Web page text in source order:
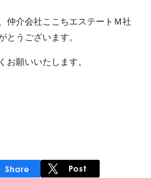
仲介会社ここちエステートＭ社
とうございます。
お願いいたします。